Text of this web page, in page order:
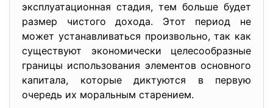
эксплуатационная стадия, тем больше будет
размер чистого дохода. Этот период не
может устанавливаться произвольно, так как
существуют экономически целесообразные
границы использования элементов основного
капитала, которые диктуются в первую
очередь их моральным старением.